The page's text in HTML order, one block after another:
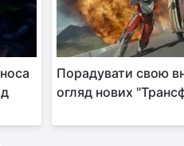
Порадувати свою
огляд нових